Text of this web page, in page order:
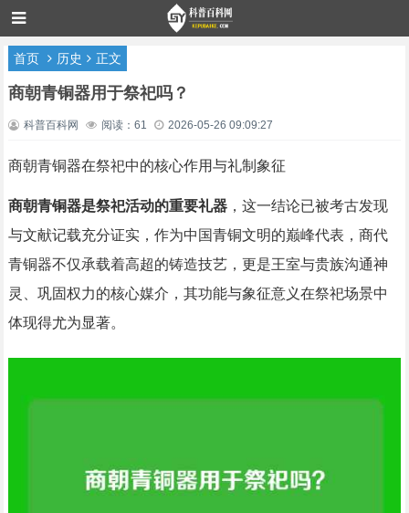
首页 历史 正文
商朝青铜器用于祭祀吗？
科普百科网 阅读：61 2026-05-26 09:09:27
商朝青铜器在祭祀中的核心作用与礼制象征
商朝青铜器是祭祀活动的重要礼器，这一结论已被考古发现
与文献记载充分证实，作为中国青铜文明的巅峰代表，商代
青铜器不仅承载着高超的铸造技艺，更是王室与贵族沟通神
灵、巩固权力的核心媒介，其功能与象征意义在祭祀场景中
体现得尤为显著。